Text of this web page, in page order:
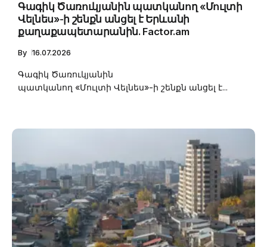
Գագիկ Ծառուկյանին պատկանող «Մուլտի
Վելնես»-ի շենքն անցել է Երևանի
քաղաքապետարանին. Factor.am
By 16.07.2026
Գագիկ Ծառուկյանին
պատկանող «Մուլտի Վելնես»-ի շենքն անցել է...